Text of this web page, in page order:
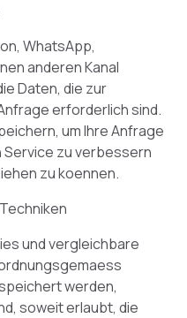
WhatsApp,
anderen Kanal
Daten, die zur
erforderlich sind.
um Ihre Anfrage
zu verbessern
zu koennen.
und vergleichbare
werden,
soweit erlaubt, die